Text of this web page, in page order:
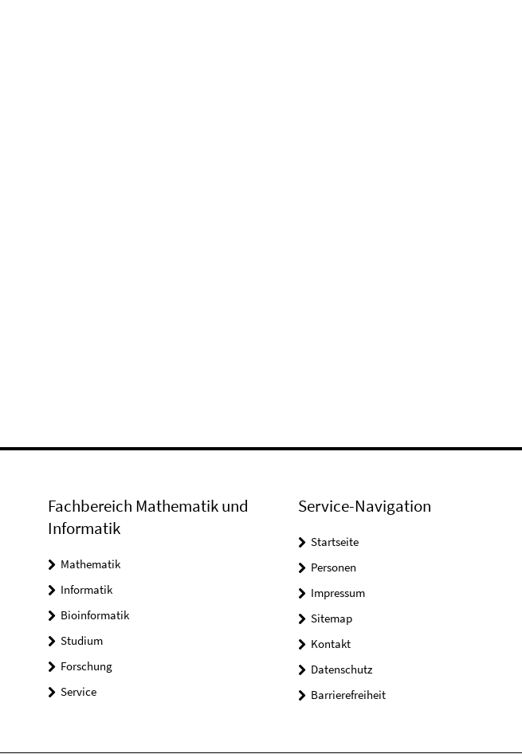
Fachbereich Mathematik und
Informatik
Mathematik
Informatik
Bioinformatik
Studium
Forschung
Service
Service-Navigation
Startseite
Personen
Impressum
Sitemap
Kontakt
Datenschutz
Barrierefreiheit